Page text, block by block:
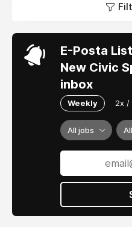
E-Posta
New Civic
inbox
Weekly 2x /
All jobs